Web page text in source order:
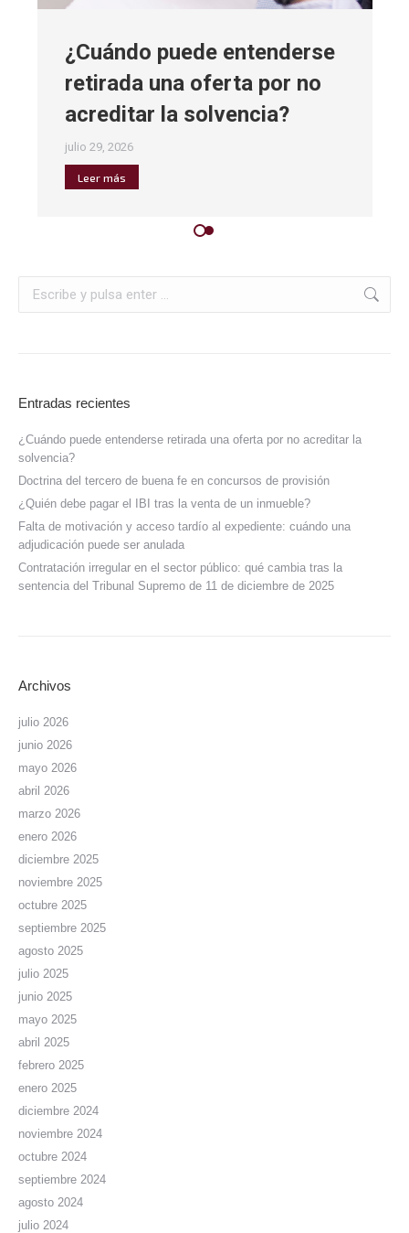
¿Cuándo puede entenderse
retirada una oferta por no
acreditar la solvencia?
julio 29, 2026
Leer más
Entradas recientes
¿Cuándo puede entenderse retirada una oferta por no acreditar la
solvencia?
Doctrina del tercero de buena fe en concursos de provisión
¿Quién debe pagar el IBI tras la venta de un inmueble?
Falta de motivación y acceso tardío al expediente: cuándo una
adjudicación puede ser anulada
Contratación irregular en el sector público: qué cambia tras la
sentencia del Tribunal Supremo de 11 de diciembre de 2025
Archivos
julio 2026
junio 2026
mayo 2026
abril 2026
marzo 2026
enero 2026
diciembre 2025
noviembre 2025
octubre 2025
septiembre 2025
agosto 2025
julio 2025
junio 2025
mayo 2025
abril 2025
febrero 2025
enero 2025
diciembre 2024
noviembre 2024
octubre 2024
septiembre 2024
agosto 2024
julio 2024